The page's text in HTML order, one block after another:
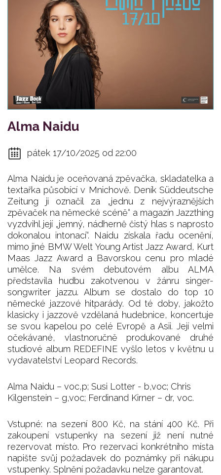
Alma Naidu
pátek 17/10/2025 od 22:00
Alma Naidu je oceňovaná zpěvačka, skladatelka a
textařka působící v Mnichově. Deník Süddeutsche
Zeitung ji označil za „jednu z nejvýraznějších
zpěvaček na německé scéně“ a magazín Jazzthing
vyzdvihl její „jemný, nádherně čistý hlas s naprosto
dokonalou intonací“. Naidu získala řadu ocenění,
mimo jiné BMW Welt Young Artist Jazz Award, Kurt
Maas Jazz Award a Bavorskou cenu pro mladé
umělce. Na svém debutovém albu ALMA
představila hudbu zakotvenou v žánru singer-
songwriter jazzu. Album se dostalo do top 10
německé jazzové hitparády. Od té doby, jakožto
klasicky i jazzově vzdělaná hudebnice, koncertuje
se svou kapelou po celé Evropě a Asii. Její velmi
očekávané, vlastnoručně produkované druhé
studiové album REDEFINE vyšlo letos v květnu u
vydavatelství Leopard Records.
Alma Naidu – voc,p; Susi Lotter - b,voc; Chris
Kilgenstein – g,voc; Ferdinand Kirner – dr, voc.
Vstupné: na sezení 800 Kč, na stání 400 Kč. Při
zakoupení vstupenky na sezení již není nutné
rezervovat místo. Pro rezervaci konkrétního místa
napište svůj požadavek do poznámky při nákupu
vstupenky. Splnění požadavku nelze garantovat.